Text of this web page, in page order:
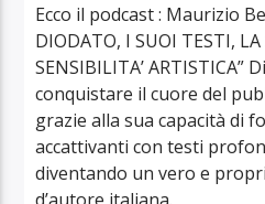
Ecco il podcast : Maurizio
DIODATO, I SUOI TESTI,
SENSIBILITA’ ARTISTICA”
conquistare il cuore del
grazie alla sua capacità di
accattivanti con testi
diventando un vero e